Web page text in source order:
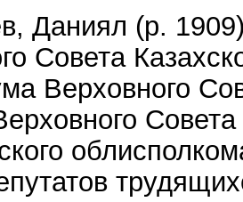
Даниял (р.
Совета
Верховного